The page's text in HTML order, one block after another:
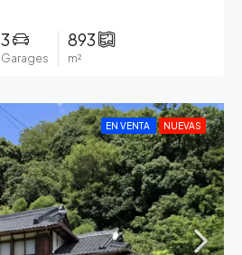
3
Garages
893
m²
EN VENTA NUEVAS